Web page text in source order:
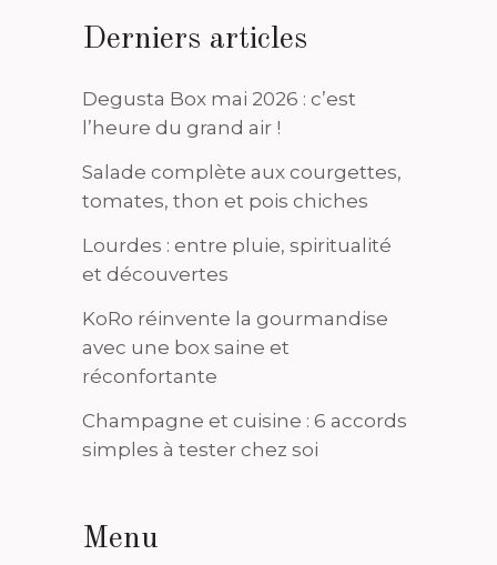
Derniers articles
Degusta Box mai 2026 : c’est
l’heure du grand air !
Salade complète aux courgettes,
tomates, thon et pois chiches
Lourdes : entre pluie, spiritualité
et découvertes
KoRo réinvente la gourmandise
avec une box saine et
réconfortante
Champagne et cuisine : 6 accords
simples à tester chez soi
Menu